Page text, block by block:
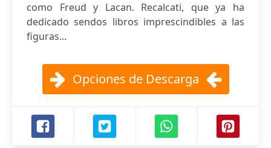
como Freud y Lacan. Recalcati, que ya ha
dedicado sendos libros imprescindibles a las
figuras...
Opciones de Descarga